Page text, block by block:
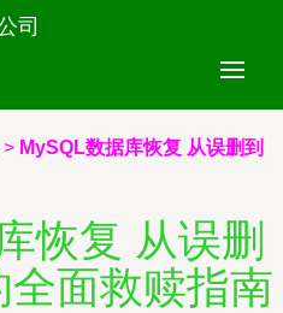
司
> MySQL数据库恢复 从误删到
恢复 从误删
面救赎指南